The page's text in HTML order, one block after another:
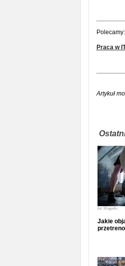
Polecamy:
Praca w
Artykuł
fot. Magnific
Jakie